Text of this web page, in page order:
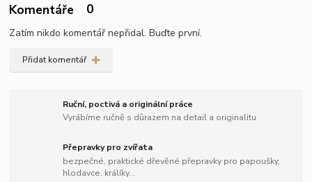
Komentáře 0
Zatím nikdo komentář nepřidal. Buďte první.
Přidat komentář
Ruční, poctivá a originální práce
Vyrábíme ručně s důrazem na detail a originalitu
Přepravky pro zvířata
bezpečné, praktické dřevěné přepravky pro papoušky,
hlodavce, králíky...